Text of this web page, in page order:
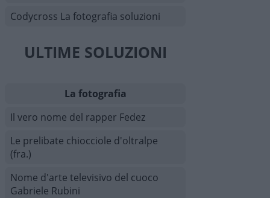
Codycross La fotografia soluzioni
ULTIME SOLUZIONI
La fotografia
Il vero nome del rapper Fedez
Le prelibate chiocciole d'oltralpe
(fra.)
Nome d'arte televisivo del cuoco
Gabriele Rubini